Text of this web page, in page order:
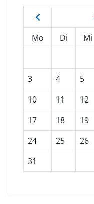
Mo
Di Mi
3
4 5
10
11 12
17
18 19
24
25 26
31